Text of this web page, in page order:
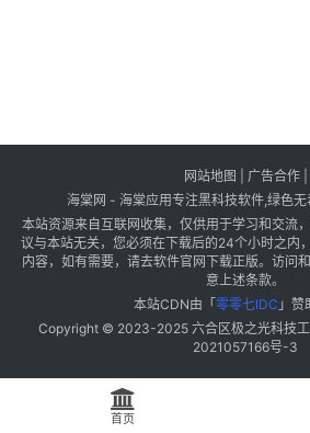
网站地图 广告合作|
海棠网 - 海棠应用专注黑科技软件,绿色无
本站资源来自互联网收集，仅供用于学习和交流
议与本站无关，您必须在下载后的24个小时之内
内容，如有需要，请去软件官网下载正版。访问
意上述条款。
本站CDN由「 零零七IDC 」赞
Copyright © 2023-2025 六合区极之光科技
2021057166号-3
首页